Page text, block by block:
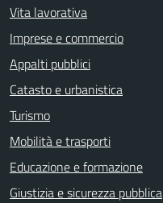
Vita lavorativa
Imprese e commercio
Appalti pubblici
Catasto e urbanistica
Turismo
Mobilità e trasporti
Educazione e formazione
Giustizia e sicurezza pubblica